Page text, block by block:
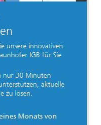
unsere innovativen
IGB für Sie
nur 30 Minuten
aktuelle
zu lösen.
Monats von